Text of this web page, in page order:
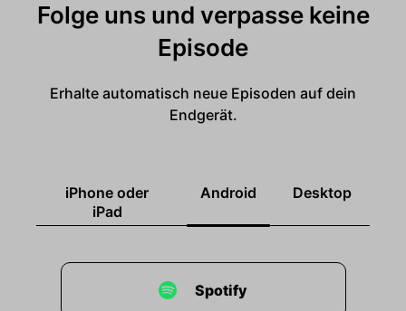
Folge uns und verpasse keine
Episode
Erhalte automatisch neue Episoden auf dein
Endgerät.
iPhone oder
iPad
Android Desktop
Spotify